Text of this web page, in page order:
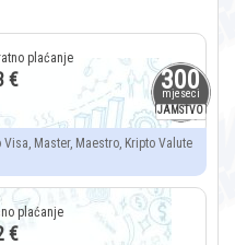
300
mjeseci
JAMSTVO
€
Master, Maestro, Kripto Valute
€